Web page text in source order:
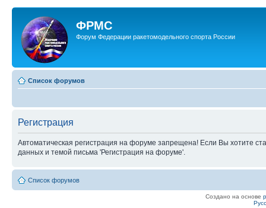
ФРМС
Форум Федерации ракетомодельного спорта России
Список форумов
Регистрация
Автоматическая регистрация на форуме запрещена! Если Вы хотите
данных и темой письма 'Регистрация на форуме'.
Список форумов
Создано на основе